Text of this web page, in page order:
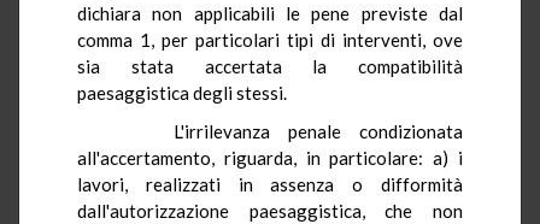
dichiara non applicabili le pene previste dal
comma 1, per particolari tipi di interventi, ove
sia stata accertata la compatibilità
paesaggistica degli stessi.
L'irrilevanza penale condizionata
all'accertamento, riguarda, in particolare: a) i
lavori, realizzati in assenza o difformità
dall'autorizzazione paesaggistica, che non